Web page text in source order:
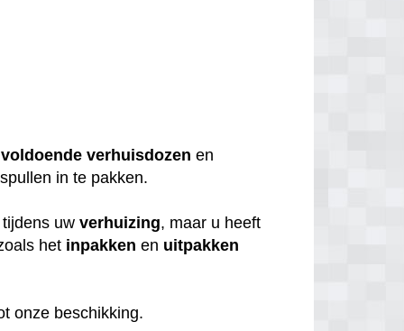
voldoende verhuisdozen en
in te pakken.
uwverhuizing, maar u heeft
het inpakken en uitpakken
onze beschikking.